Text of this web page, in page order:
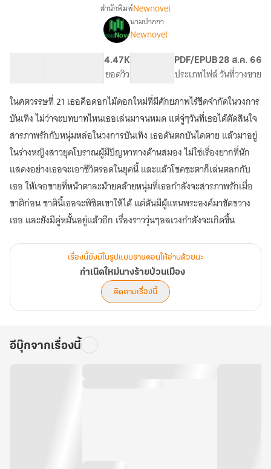
เรื่อง
กำเนิด
เมือง
สำนักพิมพ์Newnovel
นามปากกา
Newnovel
4.47K
ยอดวิว
PDF/EPUB
ประเภทไฟล์
28 ส.ค. 66
วันที่วางขาย
ในศตวรรษที่ 21 เธอคือดอกไม้ดอกใหม่ที่มีศักยภาพไร้ขีดจำกัดในวงการ
บันเทิง ไม่ว่าจะบทบาทไหนเธอเล่นมาจนหมด แต่จู่ๆวันที่เธอได้ตัดสินใจ
สารภาพรักกับหนุ่มหล่อในวงการบันเทิง เธอดันตกบันไดตาย แล้วมาอยู่
ในร่างหญิงสาวยุคโบราณผู้มีปัญหาทางด้านสมอง ไม่ใช่เรื่องยากที่นัก
แสดงอย่างเธอจะเอาชีวิตรอดในยุคนี้ และแล้วโชคชะตาก็เล่นตลกกับ
เธอ ให้เจอชายที่หน้าตาละม้ายคล้ายหนุ่มที่เธอกำลังจะสารภาพรักเมื่อ
ชาติก่อน ชาตินี้เธอจะพิชิตเขาให้ได้ แต่ดันมีผู้แทนพระองค์มาขัดขวาง
เธอ และยังมีคู่หมั้นอยู่แล้วอีก เรื่องราววุ่นๆอลเวงกำลังจะเกิดขึ้น
เรื่องนี้ยังมีในรูปแบบรายตอนให้อ่านด้วยนะ
กำเนิดใหม่นางร้ายป่วนเมือง
ติดตามเรื่องนี้
อีบุ๊กจากเรื่องนี้